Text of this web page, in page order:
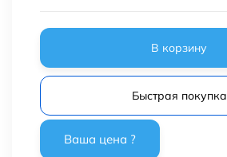
В корзину
Быстрая покупка